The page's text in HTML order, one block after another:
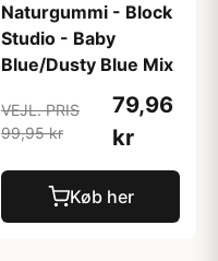
Naturgummi - Block
Studio - Baby
Blue/Dusty Blue Mix
VEJL. PRIS
99,95 kr
79,96
kr
Køb her